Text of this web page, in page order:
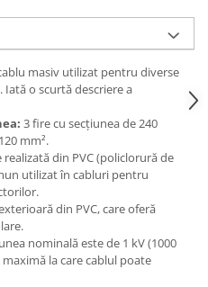
masiv utilizat pentru diverse
o scurtă descriere a
3 fire cu secțiunea de 240
mm².
din PVC (policlorură de
utilizat în cabluri pentru
din PVC, care oferă
nominală este de 1 kV (1000
la care cablul poate